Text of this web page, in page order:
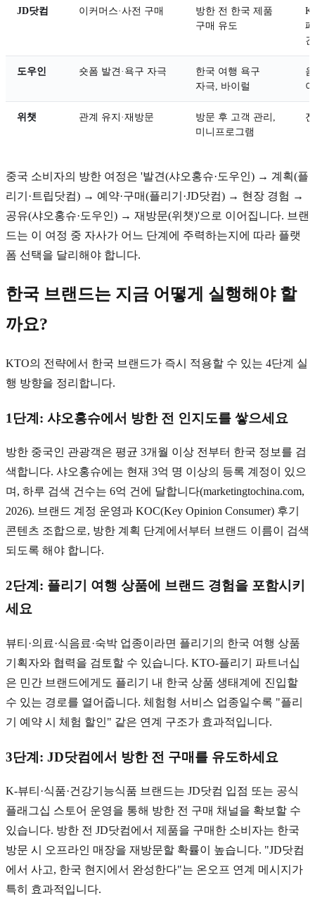
JD닷컴 이커머스·사전 구매
방한 전 한국 제품
구매 유도
도우인 숏폼 발견·욕구 자극
한국 여행 욕구
자극, 바이럴
위챗 관계 유지·재방문
방문 후 고객 관리,
미니프로그램
중국 소비자의 방한 여정은 '발견(샤오홍슈·도우인) → 계획(플
리기·트립닷컴) → 예약·구매(플리기·JD닷컴) → 현장 경험 →
공유(샤오홍슈·도우인) → 재방문(위챗)'으로 이어집니다. 브랜
드는 이 여정 중 자사가 어느 단계에 주력하는지에 따라 플랫
폼 선택을 달리해야 합니다.
한국 브랜드는 지금 어떻게 실행해야 할
까요?
KTO의 전략에서 한국 브랜드가 즉시 적용할 수 있는 4단계 실
행 방향을 정리합니다.
1단계: 샤오홍슈에서 방한 전 인지도를 쌓으세요
방한 중국인 관광객은 평균 3개월 이상 전부터 한국 정보를 검
색합니다. 샤오홍슈에는 현재 3억 명 이상의 등록 계정이 있으
며, 하루 검색 건수는 6억 건에 달합니다(marketingtochina.com,
2026). 브랜드 계정 운영과 KOC(Key Opinion Consumer) 후기
콘텐츠 조합으로, 방한 계획 단계에서부터 브랜드 이름이 검색
되도록 해야 합니다.
2단계: 플리기 여행 상품에 브랜드 경험을 포함시키
세요
뷰티·의료·식음료·숙박 업종이라면 플리기의 한국 여행 상품
기획자와 협력을 검토할 수 있습니다. KTO-플리기 파트너십
은 민간 브랜드에게도 플리기 내 한국 상품 생태계에 진입할
수 있는 경로를 열어줍니다. 체험형 서비스 업종일수록 "플리
기 예약 시 체험 할인" 같은 연계 구조가 효과적입니다.
3단계: JD닷컴에서 방한 전 구매를 유도하세요
K-뷰티·식품·건강기능식품 브랜드는 JD닷컴 입점 또는 공식
플래그십 스토어 운영을 통해 방한 전 구매 채널을 확보할 수
있습니다. 방한 전 JD닷컴에서 제품을 구매한 소비자는 한국
방문 시 오프라인 매장을 재방문할 확률이 높습니다. "JD닷컴
에서 사고, 한국 현지에서 완성한다"는 온오프 연계 메시지가
특히 효과적입니다.